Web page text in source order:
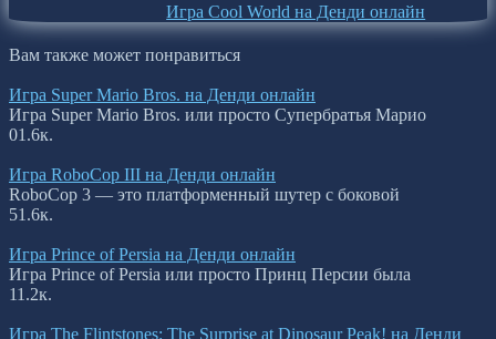
Игра Cool World на Денди онлайн
Вам также может понравиться
Игра Super Mario Bros. на Денди онлайн
Игра Super Mario Bros. или просто Супербратья Марио
01.6к.
Игра RoboCop III на Денди онлайн
RoboCop 3 — это платформенный шутер с боковой
51.6к.
Игра Prince of Persia на Денди онлайн
Игра Prince of Persia или просто Принц Персии была
11.2к.
Игра The Flintstones: The Surprise at Dinosaur Peak! на Денди